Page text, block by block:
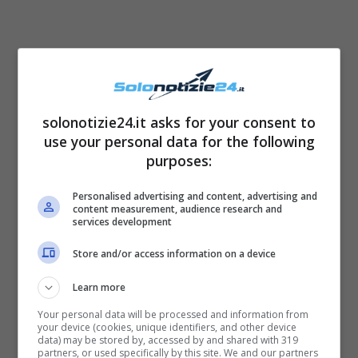
solonotizie24.it asks for your consent to
use your personal data for the following
purposes:
Personalised advertising and content, advertising and
content measurement, audience research and
services development
Store and/or access information on a device
Learn more
Your personal data will be processed and information from
your device (cookies, unique identifiers, and other device
data) may be stored by, accessed by and shared with 319
partners, or used specifically by this site. We and our partners